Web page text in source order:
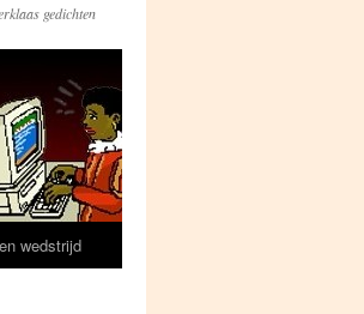
gedichten
wedstrijd